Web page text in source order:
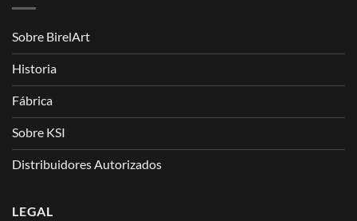
Sobre BirelArt
Historia
Fábrica
Sobre KSI
Distribuidores Autorizados
LEGAL